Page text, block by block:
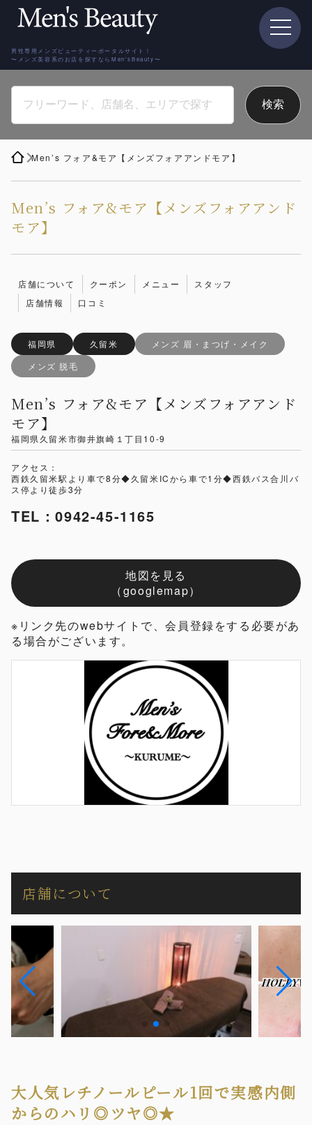
男性専用メンズビューティーポータルサイト！
〜メンズ美容系のお店を探すならMen'sBeauty〜
Men’s フォア&モア【メンズフォアアンドモア】
Men’s フォア&モア【メンズフォアアンド
モア】
店舗について クーポン メニュー
スタッフ
店舗情報
口コミ
福岡県 久留米
メンズ 眉・まつげ・メイク
メンズ 脱毛
Men’s フォア&モア【メンズフォアアンド
モア】
福岡県久留米市御井旗崎１丁目10-9
アクセス：
西鉄久留米駅より車で8分◆久留米ICから車で1分◆西鉄バス合川バ
ス停より徒歩3分
TEL：0942-45-1165
地図を見る
（googlemap）
※リンク先のwebサイトで、会員登録をする必要があ
る場合がございます。
店舗について
大人気レチノールピール1回で実感内側
からのハリ◎ツヤ◎★